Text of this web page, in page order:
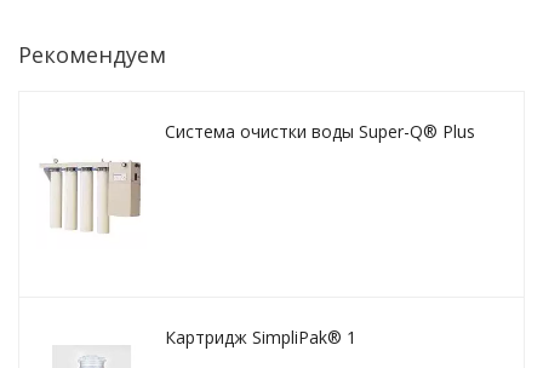
Рекомендуем
Система очистки воды Super-Q® Plus
Картридж SimpliPak® 1